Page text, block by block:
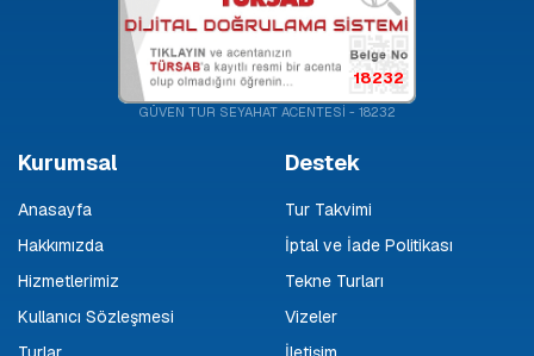
18232
GÜVEN TUR SEYAHAT ACENTESİ - 18232
Kurumsal
Anasayfa
Hakkımızda
Hizmetlerimiz
Kullanıcı Sözleşmesi
Destek
Tur Takvimi
İptal ve İade Politikası
Tekne Turları
Vizeler